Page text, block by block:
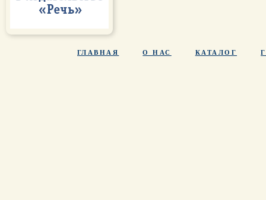
ГЛАВНАЯ О НАС КАТАЛОГ